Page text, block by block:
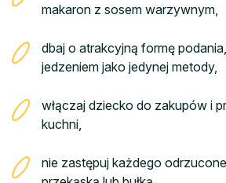
makaron z sosem warzywnym,
dbaj o atrakcyjną formę
jedzeniem jako jedynej metody,
włączaj dziecko do zakupów i
kuchni,
nie zastępuj każdego